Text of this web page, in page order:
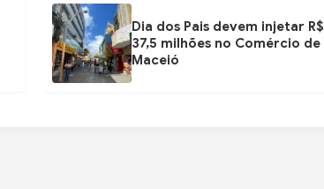
Dia dos Pais devem injetar R$
37,5 milhões no Comércio de
Maceió